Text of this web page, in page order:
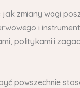
zmiany wagi
i
politykami i
powszechnie